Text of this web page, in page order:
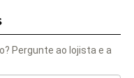
Pergunte ao lojista e a